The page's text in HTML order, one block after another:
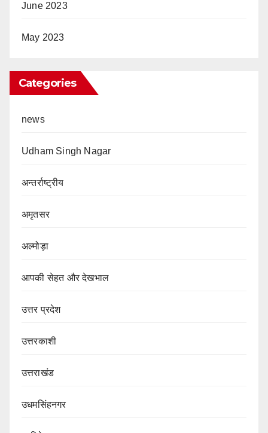
June 2023
May 2023
Categories
news
Udham Singh Nagar
अन्तर्राष्ट्रीय
अमृतसर
अल्मोड़ा
आपकी सेहत और देखभाल
उत्तर प्रदेश
उत्तरकाशी
उत्तराखंड
उधमसिंहनगर